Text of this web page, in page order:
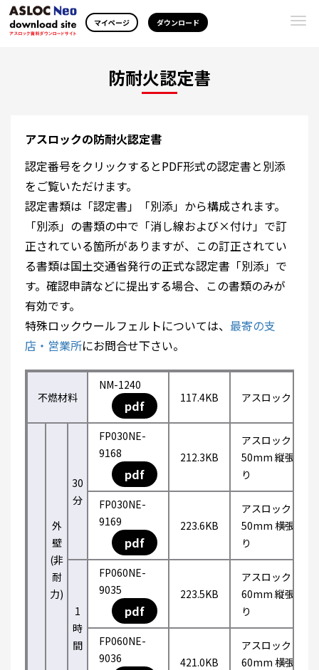
マイページ ダウンロード
防耐火認定書
アスロックの防耐火認定書
認定番号をクリックするとPDF形式の認定書と別添
をご覧いただけます。
認定書類は「認定書」「別添」から構成されます。
「別添」の書類の中で「消し線および×付け」で訂
正されている箇所がありますが、この訂正されてい
る書類は国土交通省発行の正式な認定書「別添」で
す。確認申請などに提出する場合、この書類のみが
有効です。
特殊ロックウールフェルトについては、 最寄の支
店・営業所にお問合せ下さい。
不燃材料
NM-1240
pdf 117.4KB アスロック
外
壁
(非
耐
力)
30
分
FP030NE-
9168
pdf
212.3KB
アスロック
50mm 縦張
り
FP030NE-
9169
pdf
223.6KB
アスロック
50mm 横張
り
1
時
間
FP060NE-
9035
pdf
223.5KB
アスロック
60mm 縦張
り
FP060NE-
9036
421.0KB
アスロック
60mm 横張